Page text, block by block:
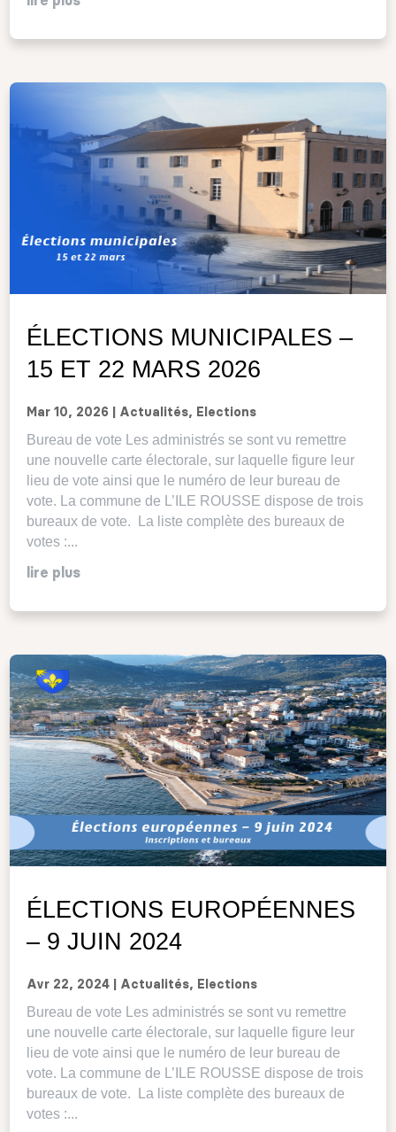
ÉLECTIONS MUNICIPALES –
15 ET 22 MARS 2026
Mar 10, 2026 Actualités, Elections
Bureau de vote Les administrés se sont vu remettre
une nouvelle carte électorale, sur laquelle figure leur
lieu de vote ainsi que le numéro de leur bureau de
vote. La commune de L’ILE ROUSSE dispose de trois
bureaux de vote. La liste complète des bureaux de
votes :...
lire plus
ÉLECTIONS EUROPÉENNES
– 9 JUIN 2024
Avr 22, 2024 Actualités, Elections
Bureau de vote Les administrés se sont vu remettre
une nouvelle carte électorale, sur laquelle figure leur
lieu de vote ainsi que le numéro de leur bureau de
vote. La commune de L’ILE ROUSSE dispose de trois
bureaux de vote. La liste complète des bureaux de
votes :...